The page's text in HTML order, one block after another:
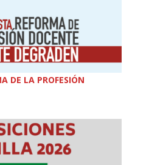
DE LA PROFESIÓN